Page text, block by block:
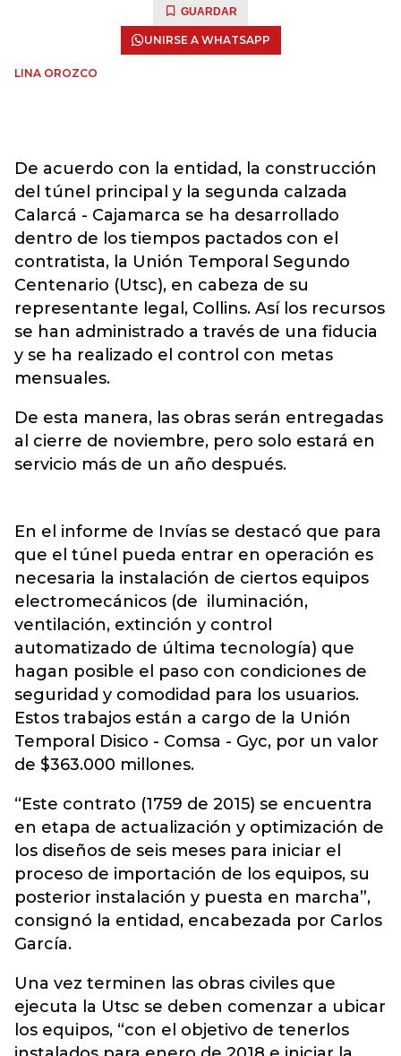
GUARDAR
UNIRSE A WHATSAPP
LINA OROZCO
De acuerdo con la entidad, la construcción
del túnel principal y la segunda calzada
Calarcá - Cajamarca se ha desarrollado
dentro de los tiempos pactados con el
contratista, la Unión Temporal Segundo
Centenario (Utsc), en cabeza de su
representante legal, Collins. Así los recursos
se han administrado a través de una fiducia
y se ha realizado el control con metas
mensuales.
De esta manera, las obras serán entregadas
al cierre de noviembre, pero solo estará en
servicio más de un año después.
En el informe de Invías se destacó que para
que el túnel pueda entrar en operación es
necesaria la instalación de ciertos equipos
electromecánicos (de iluminación,
ventilación, extinción y control
automatizado de última tecnología) que
hagan posible el paso con condiciones de
seguridad y comodidad para los usuarios.
Estos trabajos están a cargo de la Unión
Temporal Disico - Comsa - Gyc, por un valor
de $363.000 millones.
“Este contrato (1759 de 2015) se encuentra
en etapa de actualización y optimización de
los diseños de seis meses para iniciar el
proceso de importación de los equipos, su
posterior instalación y puesta en marcha”,
consignó la entidad, encabezada por Carlos
García.
Una vez terminen las obras civiles que
ejecuta la Utsc se deben comenzar a ubicar
los equipos, “con el objetivo de tenerlos